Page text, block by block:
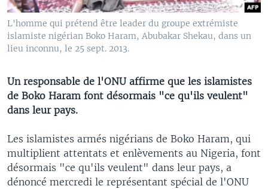
L'homme qui prétend être leader du groupe extrémiste
islamiste nigérian Boko Haram, Abubakar Shekau, dans un
lieu inconnu, le 25 sept. 2013.
Un responsable de l'ONU affirme que les islamistes
de Boko Haram font désormais "ce qu'ils veulent"
dans leur pays.
Les islamistes armés nigérians de Boko Haram, qui
multiplient attentats et enlèvements au Nigeria, font
désormais "ce qu'ils veulent" dans leur pays, a
dénoncé mercredi le représentant spécial de l'ONU